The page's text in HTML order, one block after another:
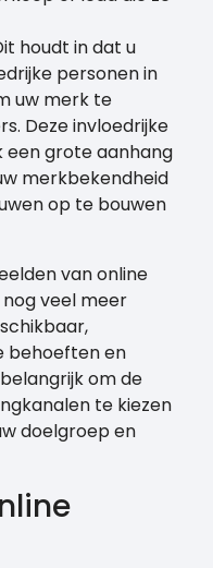
houdt in dat u
personen in
uw merk te
Deze invloedrijke
een grote aanhang
merkbekendheid
op te bouwen
van online
veel meer
behoeften en
om de
te kiezen
doelgroep en